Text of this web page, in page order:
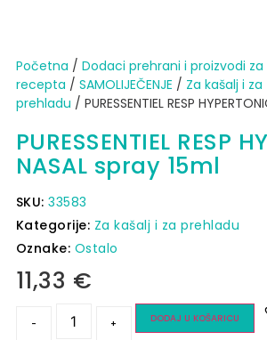
Početna / Dodaci prehrani i proizvodi
recepta / SAMOLIJEČENJE / Za kašalj i za
prehladu / PURESSENTIEL RESP
PURESSENTIEL RESP
NASAL spray 15ml
SKU:33583
Kategorije: Za kašalj i za prehladu
Oznake: Ostalo
11,33 €
- + DODAJ U KOŠARICU